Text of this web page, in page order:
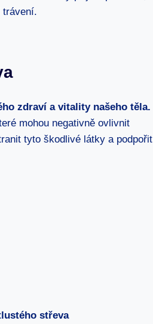
trávení.
zdraví a vitality našeho těla.
mohou negativně ovlivnit
tyto škodlivé látky a podpořit
střeva